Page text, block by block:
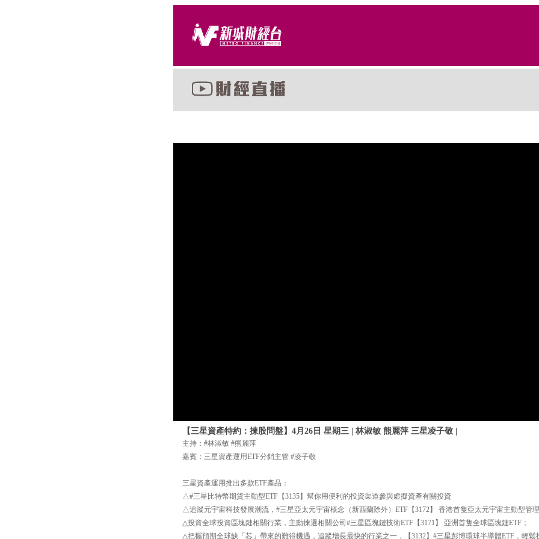
【三星資產特約：揀股問盤】4月26日 星期三 | 林淑敏 熊麗萍 三星凌子敬 |
主持：#林淑敏 #熊麗萍
嘉賓：三星資產運用ETF分銷主管 #凌子敬
三星資產運用推出多款ETF產品：
△#三星比特幣期貨主動型ETF【3135】幫你用便利的投資渠道參與虛擬資產有關投資
△追蹤元宇宙科技發展潮流，#三星亞太元宇宙概念（新西蘭除外）ETF【3172】 香港首隻亞太元宇宙主動型管理
△投資全球投資區塊鏈相關行業，主動揀選相關公司#三星區塊鏈技術ETF【3171】 亞洲首隻全球區塊鏈ETF；
△把握預期全球缺「芯」帶來的難得機遇，追蹤增長最快的行業之一，【3132】#三星彭博環球半導體ETF，輕鬆